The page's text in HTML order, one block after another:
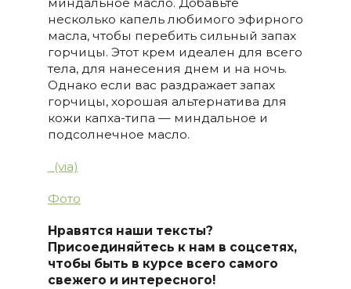
несколько капель любимого эфирного
масла, чтобы перебить сильный запах
горчицы. Этот крем идеален для всего
тела, для нанесения днем и на ночь.
Однако если вас раздражает запах
горчицы, хорошая альтернатива для
кожи капха-типа — миндальное и
подсолнечное масло.
(via)
Фото
Нравятся наши тексты?
Присоединяйтесь к нам в соцсетях,
чтобы быть в курсе всего самого
свежего и интересного!